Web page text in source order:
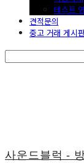
테스트
견적문의
중고 거래 게시
사운드블럭 -